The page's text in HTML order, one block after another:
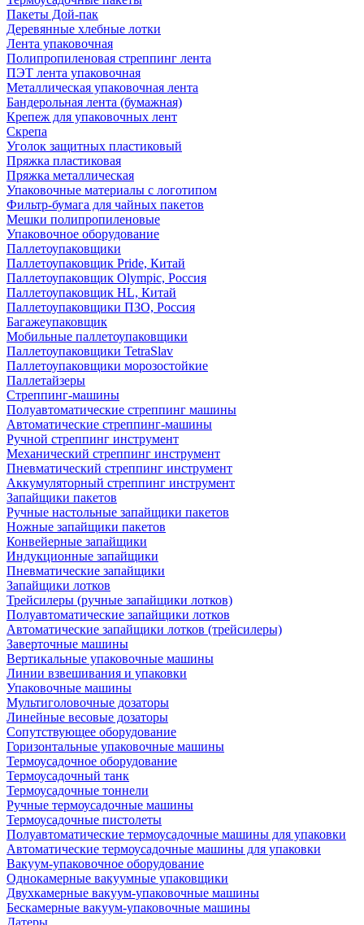
Пакеты Дой-пак
Деревянные хлебные лотки
Лента упаковочная
Полипропиленовая стреппинг лента
ПЭТ лента упаковочная
Металлическая упаковочная лента
Бандерольная лента (бумажная)
Крепеж для упаковочных лент
Скрепа
Уголок защитных пластиковый
Пряжка пластиковая
Пряжка металлическая
Упаковочные материалы с логотипом
Фильтр-бумага для чайных пакетов
Мешки полипропиленовые
Упаковочное оборудование
Паллетоупаковщики
Паллетоупаковщик Pride, Китай
Паллетоупаковщик Olympic, Россия
Паллетоупаковщик HL, Китай
Паллетоупаковщики ПЗО, Россия
Багажеупаковщик
Мобильные паллетоупаковщики
Паллетоупаковщики TetraSlav
Паллетоупаковщики морозостойкие
Паллетайзеры
Стреппинг-машины
Полуавтоматические стреппинг машины
Автоматические стреппинг-машины
Ручной стреппинг инструмент
Механический стреппинг инструмент
Пневматический стреппинг инструмент
Аккумуляторный стреппинг инструмент
Запайщики пакетов
Ручные настольные запайщики пакетов
Ножные запайщики пакетов
Конвейерные запайщики
Индукционные запайщики
Пневматические запайщики
Запайщики лотков
Трейсилеры (ручные запайщики лотков)
Полуавтоматические запайщики лотков
Автоматические запайщики лотков (трейсилеры)
Заверточные машины
Вертикальные упаковочные машины
Линии взвешивания и упаковки
Упаковочные машины
Мультиголовочные дозаторы
Линейные весовые дозаторы
Сопутствующее оборудование
Горизонтальные упаковочные машины
Термоусадочное оборудование
Термоусадочный танк
Термоусадочные тоннели
Ручные термоусадочные машины
Термоусадочные пистолеты
Полуавтоматические термоусадочные машины для упаковки
Автоматические термоусадочные машины для упаковки
Вакуум-упаковочное оборудование
Однокамерные вакуумные упаковщики
Двухкамерные вакуум-упаковочные машины
Бескамерные вакуум-упаковочные машины
Датеры